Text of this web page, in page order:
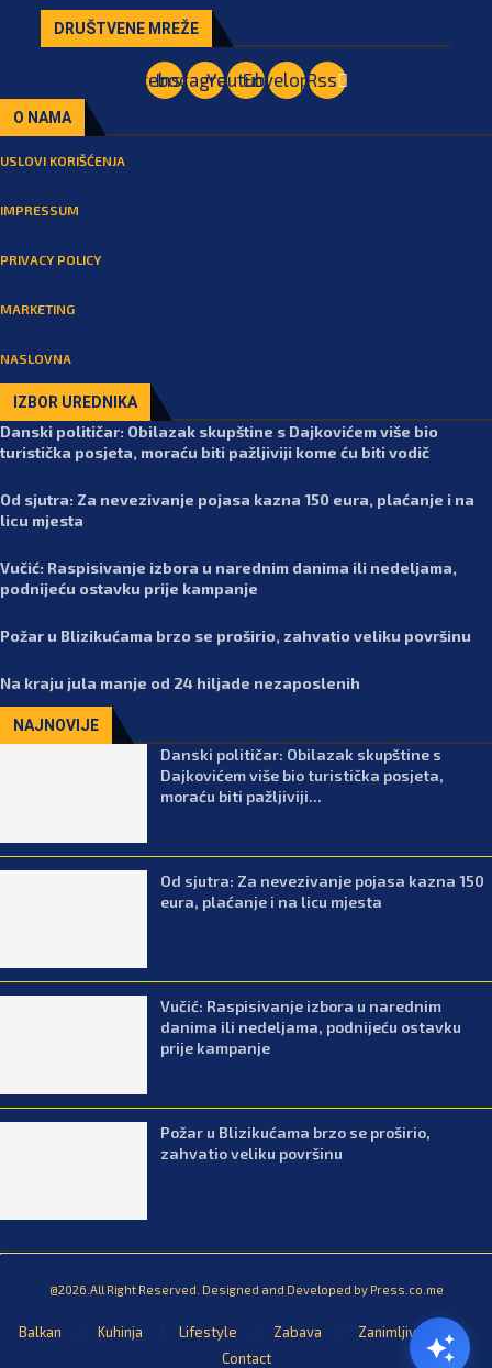
DRUŠTVENE MREŽE
Facebook
Instagram
YoutubeEnvelopeRss
O NAMA
USLOVI KORIŠĆENJA
IMPRESSUM
PRIVACY POLICY
MARKETING
NASLOVNA
IZBOR UREDNIKA
Danski političar: Obilazak skupštine s Dajkovićem više bio
turistička posjeta, moraću biti pažljiviji kome ću biti vodič
Od sjutra: Za nevezivanje pojasa kazna 150 eura, plaćanje i na
licu mjesta
Vučić: Raspisivanje izbora u narednim danima ili nedeljama,
podnijeću ostavku prije kampanje
Požar u Blizikućama brzo se proširio, zahvatio veliku površinu
Na kraju jula manje od 24 hiljade nezaposlenih
NAJNOVIJE
Danski političar: Obilazak skupštine s
Dajkovićem više bio turistička posjeta,
moraću biti pažljiviji...
Od sjutra: Za nevezivanje pojasa kazna 150
eura, plaćanje i na licu mjesta
Vučić: Raspisivanje izbora u narednim
danima ili nedeljama, podnijeću ostavku
prije kampanje
Požar u Blizikućama brzo se proširio,
zahvatio veliku površinu
@2026.All Right Reserved. Designed and Developed by Press.co.me
Balkan Kuhinja Lifestyle Zabava
Zanimljivosti
Contact